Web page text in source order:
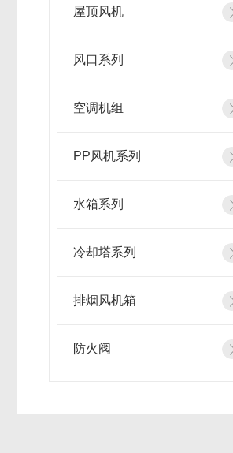
屋顶风机
风口系列
空调机组
PP风机系列
水箱系列
冷却塔系列
排烟风机箱
防火阀